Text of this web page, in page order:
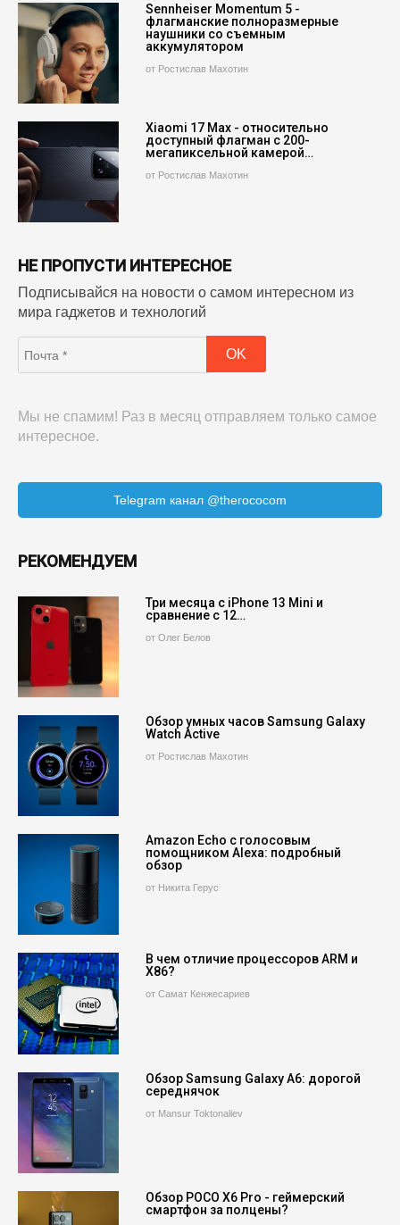
Sennheiser Momentum 5 -
флагманские полноразмерные
наушники со съемным
аккумулятором
от Ростислав Махотин
Xiaomi 17 Max - относительно
доступный флагман с 200-
мегапиксельной камерой…
от Ростислав Махотин
НЕ ПРОПУСТИ ИНТЕРЕСНОЕ
Подписывайся на новости о самом интересном из
мира гаджетов и технологий
Мы не спамим! Раз в месяц отправляем только самое
интересное.
Telegram канал @therococom
РЕКОМЕНДУЕМ
Три месяца с iPhone 13 Mini и
сравнение с 12…
от Олег Белов
Обзор умных часов Samsung Galaxy
Watch Active
от Ростислав Махотин
Amazon Echo с голосовым
помощником Alexa: подробный
обзор
от Никита Герус
В чем отличие процессоров ARM и
X86?
от Самат Кенжесариев
Обзор Samsung Galaxy A6: дорогой
середнячок
от Mansur Toktonaliev
Обзор POCO X6 Pro - геймерский
смартфон за полцены?